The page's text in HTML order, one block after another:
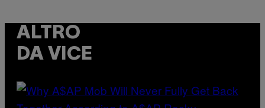
ALTRO
DA VICE